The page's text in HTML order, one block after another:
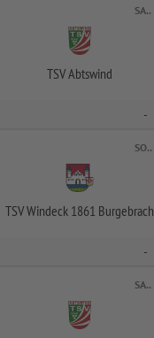
SA..
TSV Abtswind
-
SO..
TSV Windeck 1861 Burgebrach
-
SA..